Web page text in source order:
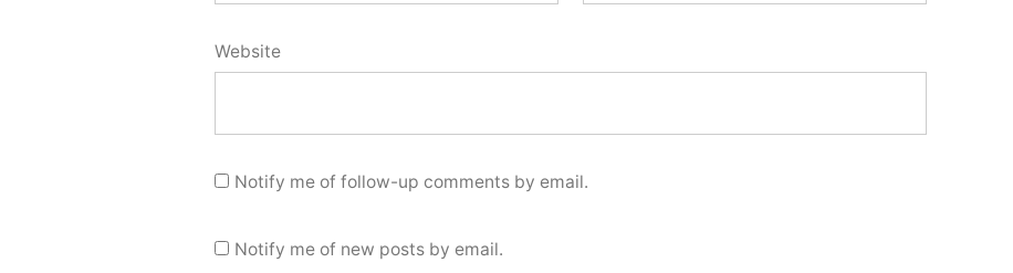
Website
Notify me of follow-up comments by email.
Notify me of new posts by email.